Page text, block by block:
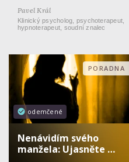
Pavel Král
Klinický psycholog, psychoterapeut,
hypnoterapeut, soudní znalec
odemčené
PORADNA
Nenávidím svého
manžela: Ujasněte …